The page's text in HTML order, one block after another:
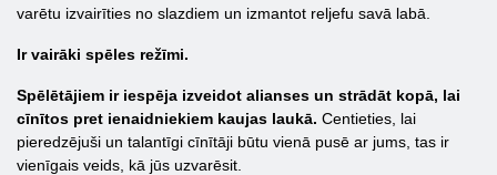
varētu izvairīties no slazdiem un izmantot reljefu savā labā.
Ir vairāki spēles režīmi.
Spēlētājiem ir iespēja izveidot alianses un strādāt kopā, lai
cīnītos pret ienaidniekiem kaujas laukā. Centieties, lai
pieredzējuši un talantīgi cīnītāji būtu vienā pusē ar jums, tas ir
vienīgais veids, kā jūs uzvarēsit.